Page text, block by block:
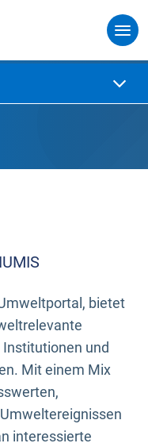
bietet
und
Mit einem Mix
interessierte